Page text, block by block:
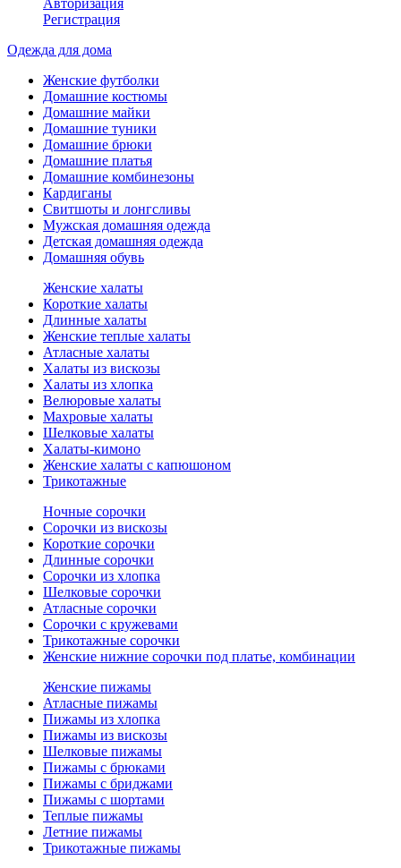
Авторизация
Регистрация
Одежда для дома
Женские футболки
Домашние костюмы
Домашние майки
Домашние туники
Домашние брюки
Домашние платья
Домашние комбинезоны
Кардиганы
Свитшоты и лонгсливы
Мужская домашняя одежда
Детская домашняя одежда
Домашняя обувь
Женские халаты
Короткие халаты
Длинные халаты
Женские теплые халаты
Атласные халаты
Халаты из вискозы
Халаты из хлопка
Велюровые халаты
Махровые халаты
Шелковые халаты
Халаты-кимоно
Женские халаты с капюшоном
Трикотажные
Ночные сорочки
Сорочки из вискозы
Короткие сорочки
Длинные сорочки
Сорочки из хлопка
Шелковые сорочки
Атласные сорочки
Сорочки с кружевами
Трикотажные сорочки
Женские нижние сорочки под платье, комбинации
Женские пижамы
Атласные пижамы
Пижамы из хлопка
Пижамы из вискозы
Шелковые пижамы
Пижамы с брюками
Пижамы с бриджами
Пижамы с шортами
Теплые пижамы
Летние пижамы
Трикотажные пижамы